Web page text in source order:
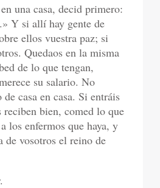
una casa, decid primero:
Y si allí hay gente de
ellos vuestra paz; si
Quedaos en la misma
de lo que tengan,
su salario. No
casa en casa. Si entráis
bien, comed lo que
los enfermos que haya, y
de vosotros el reino de